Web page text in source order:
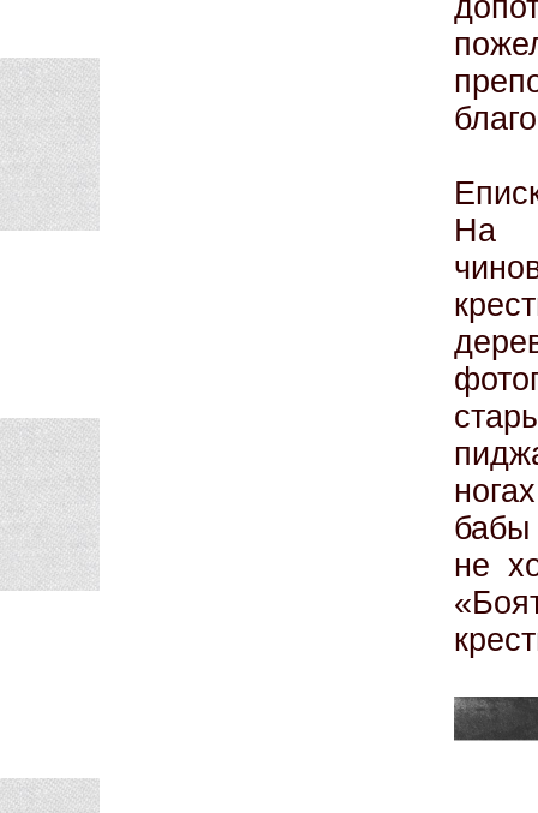
На
бабы
не